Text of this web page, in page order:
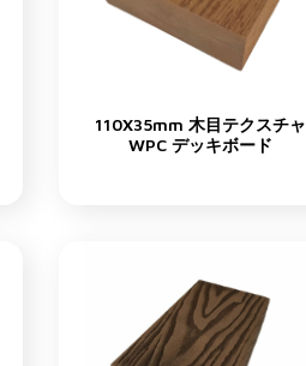
110X35mm 木目テクスチャ
WPC デッキボード